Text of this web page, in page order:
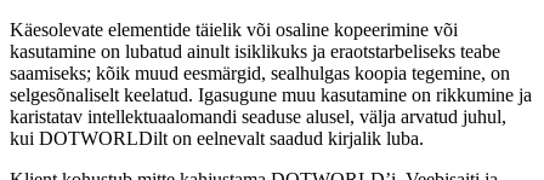
Käesolevate elementide täielik või osaline kopeerimine või
kasutamine on lubatud ainult isiklikuks ja eraotstarbeliseks teabe
saamiseks; kõik muud eesmärgid, sealhulgas koopia tegemine, on
selgesõnaliselt keelatud. Igasugune muu kasutamine on rikkumine ja
karistatav intellektuaalomandi seaduse alusel, välja arvatud juhul,
kui DOTWORLDilt on eelnevalt saadud kirjalik luba.